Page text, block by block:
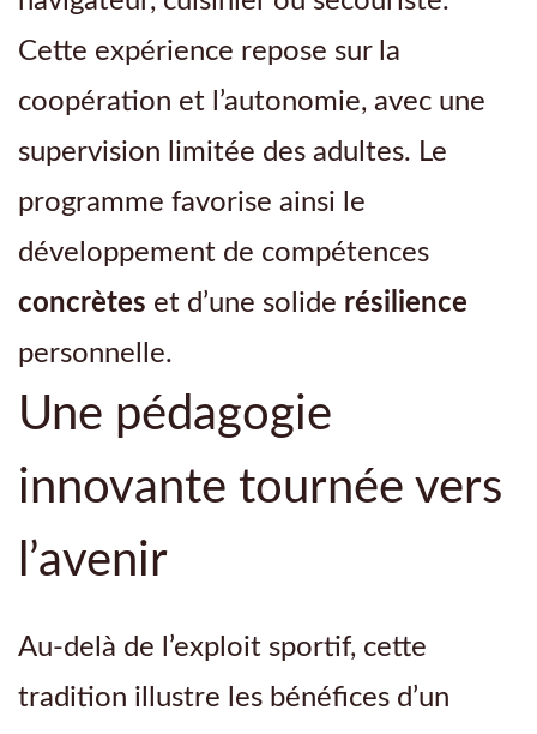
Cette expérience repose sur la
coopération et l’autonomie, avec une
supervision limitée des adultes. Le
programme favorise ainsi le
développement de compétences
concrètes et d’une solide résilience
personnelle.
Une pédagogie
innovante tournée vers
l’avenir
Au-delà de l’exploit sportif, cette
tradition illustre les bénéfices d’un